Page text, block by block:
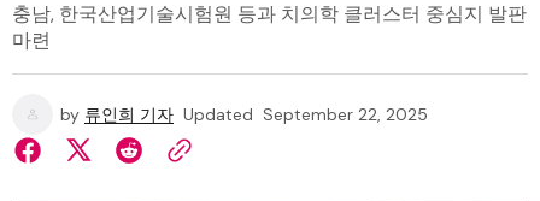
충남, 한국산업기술시험원 등과 치의학 클러스터 중심지 발판
마련
by 류인희 기자 Updated September 22, 2025